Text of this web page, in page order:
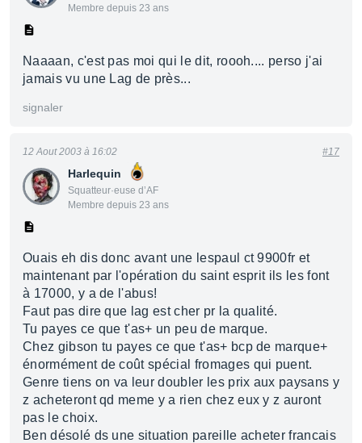
Membre depuis 23 ans
Naaaan, c'est pas moi qui le dit, roooh.... perso j'ai
jamais vu une Lag de près...
signaler
Harlequin
Squatteur·euse d’AF
Membre depuis 23 ans
12 Aout 2003 à 16:02 #17
Ouais eh dis donc avant une lespaul ct 9900fr et
maintenant par l'opération du saint esprit ils les font
à 17000, y a de l'abus!
Faut pas dire que lag est cher pr la qualité.
Tu payes ce que t'as+ un peu de marque.
Chez gibson tu payes ce que t'as+ bcp de marque+
énormément de coût spécial fromages qui puent.
Genre tiens on va leur doubler les prix aux paysans y
z acheteront qd meme y a rien chez eux y z auront
pas le choix.
Ben désolé ds une situation pareille acheter francais